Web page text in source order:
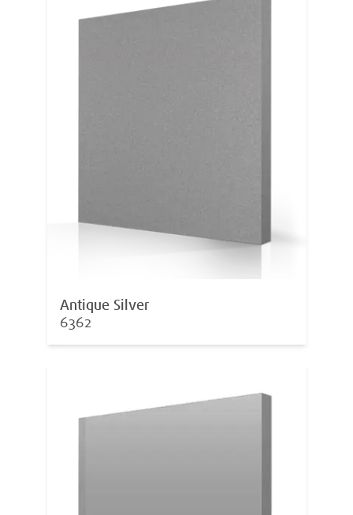
Antique Silver
6362